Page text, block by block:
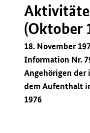
(Oktober
18. November
Information Nr.
Angehörigen
dem Aufenthalt
1976